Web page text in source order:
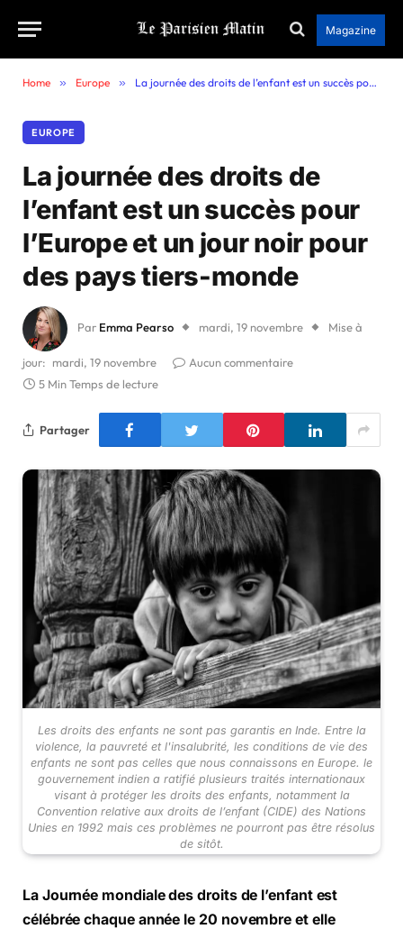
Magazine
Home » Europe » La journée des droits de l’enfant est un succès pour l’Europe et un jour noir pour des pays tiers-monde
EUROPE
La journée des droits de
l’enfant est un succès pour
l’Europe et un jour noir pour
des pays tiers-monde
Par Emma Pearso mardi, 19 novembre Mise à
jour: mardi, 19 novembre
Aucun commentaire
5 Min Temps de lecture
Partager
Les droits des enfants ne sont pas garantis en Inde. Entre la
violence, la pauvreté et l'insalubrité, les conditions de vie des
enfants ne sont pas celles que nous connaissons en Europe. le
gouvernement indien a ratifié plusieurs traités internationaux
visant à protéger les droits des enfants, notamment la
Convention relative aux droits de l’enfant (CIDE) des Nations
Unies en 1992 mais ces problèmes ne pourront pas être résolus
de sitôt.
La Journée mondiale des droits de l’enfant est
célébrée chaque année le 20 novembre et elle